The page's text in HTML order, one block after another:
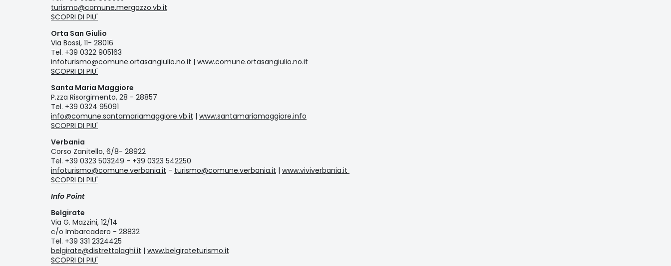
turismo@comune.mergozzo.vb.it
SCOPRI DI PIU'
Orta San Giulio
Via Bossi, 11- 28016
Tel. +39 0322 905163
infoturismo@comune.ortasangiulio.no.it | www.comune.ortasangiulio.no.it
SCOPRI DI PIU'
Santa Maria Maggiore
P.zza Risorgimento, 28 - 28857
Tel. +39 0324 95091
info@comune.santamariamaggiore.vb.it | www.santamariamaggiore.info
SCOPRI DI PIU'
Verbania
Corso Zanitello, 6/8- 28922
Tel. +39 0323 503249 - +39 0323 542250
infoturismo@comune.verbania.it - turismo@comune.verbania.it | www.viviverbania.it
SCOPRI DI PIU'
Info Point
Belgirate
Via G. Mazzini, 12/14
c/o Imbarcadero - 28832
Tel. +39 331 2324425
belgirate@distrettolaghi.it | www.belgirateturismo.it
SCOPRI DI PIU'